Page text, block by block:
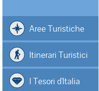
Aree Turistiche
Itinerari Turistici
I Tesori d'Italia